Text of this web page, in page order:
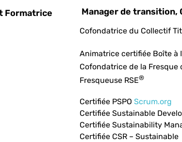
Formatrice
Manager de transition,
Cofondatrice du Collectif
Animatrice certifiée Boîte à
Cofondatrice de la Fresque
Fresqueuse RSE®
Certifiée PSPO Scrum.org
Certifiée Sustainable
Certifiée Sustainability
Certifiée CSR – Sustainable